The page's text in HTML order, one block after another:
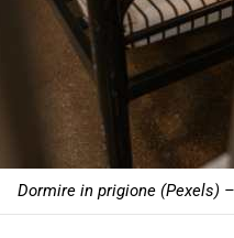
Dormire in prigione (Pexels)